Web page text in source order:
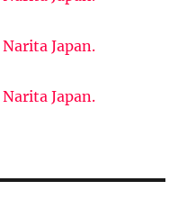
Japan.
Japan.